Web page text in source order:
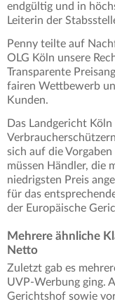
endgültig und in
Leiterin der
Penny teilte auf
OLG Köln unsere
Transparente
fairen Wettbewerb
Kunden.
Das Landgericht
sich auf die
müssen Händler, die
niedrigsten Preis
für das
der Europäische
Mehrere ähnliche
Netto
Zuletzt gab es
UVP-Werbung ging.
Gerichtshof sowie